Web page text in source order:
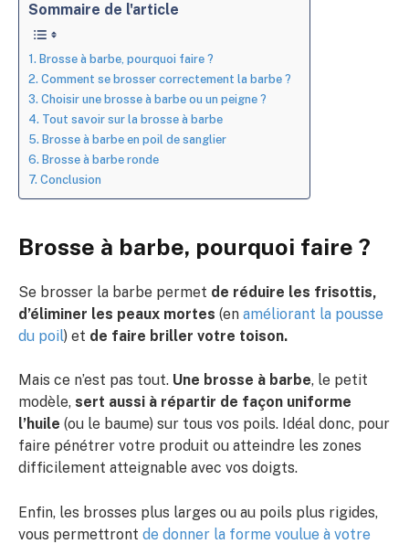
Sommaire de l'article
Brosse à barbe, pourquoi faire ?
Comment se brosser correctement la barbe ?
Choisir une brosse à barbe ou un peigne ?
Tout savoir sur la brosse à barbe
Brosse à barbe en poil de sanglier
Brosse à barbe ronde
Conclusion
Brosse à barbe, pourquoi faire ?
Se brosser la barbe permet de réduire les frisottis,
d’éliminer les peaux mortes (en améliorant la pousse
du poil) et de faire briller votre toison.
Mais ce n’est pas tout. Une brosse à barbe, le petit
modèle, sert aussi à répartir de façon uniforme
l’huile (ou le baume) sur tous vos poils. Idéal donc, pour
faire pénétrer votre produit ou atteindre les zones
difficilement atteignable avec vos doigts.
Enfin, les brosses plus larges ou au poils plus rigides,
vous permettront de donner la forme voulue à votre